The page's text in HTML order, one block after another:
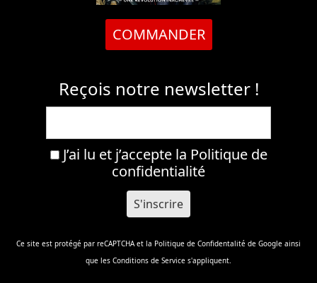
COMMANDER
Reçois notre newsletter !
J’ai lu et j’accepte la Politique de
confidentialité
Ce site est protégé par reCAPTCHA et la Politique de Confidentalité de Google ainsi
que les Conditions de Service s'appliquent.